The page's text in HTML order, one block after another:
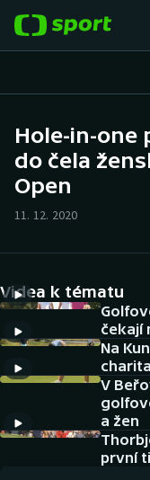
Hokej
Tenis
Cyklistika
DALŠÍ SPORTY
Americký fotbal
Baseball a softbal
NEPŘEHLÉDNĚTE
Historické návraty
Hole-in-one
do čela
Open
11. 12. 2020
Videa k tématu
čekají
Na
V
a žen
první